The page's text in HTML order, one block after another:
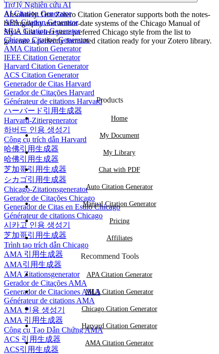
Trợ lý Nghiên cứu AI
AI Citation Generator
APA Citation Generator
MLA Citation Generator
Chicago Citation Generator
AMA Citation Generator
IEEE Citation Generator
Harvard Citation Generator
ACS Citation Generator
Generador de Citas Harvard
Gerador de Citações Harvard
Générateur de citations Harvard
ハーバード引用生成器
Harvard-Zitiergenerator
하버드 인용 생성기
Công cụ trích dẫn Harvard
哈佛引用生成器
哈佛引用生成器
芝加哥引用生成器
シカゴ引用生成器
Chicago-Zitationsgenerator
Gerador de Citações Chicago
Generador de Citas en Estilo Chicago
Générateur de citations Chicago
시카고 인용 생성기
芝加哥引用生成器
Trình tạo trích dẫn Chicago
AMA 引用生成器
AMA引用生成器
AMA Zitationsgenerator
Gerador de Citações AMA
Generador de Citaciones AMA
Générateur de citations AMA
AMA 인용 생성기
AMA 引用生成器
Công cụ Tạo Dẫn Chứng AMA
ACS 引用生成器
ACS引用生成器
Absolutely. Our Zotero Citation Generator supports both the notes-
bibliography and author-date systems of the Chicago Manual of
Style. Just select your preferred Chicago style from the list to
generate a perfectly formatted citation ready for your Zotero library.
Products
Home
My Document
My Library
Chat with PDF
Auto Citation Generator
Manual Citation Generator
Pricing
Affiliates
Recommend Tools
APA Citation Generator
MLA Citation Generator
Chicago Citation Generator
Harvard Citation Generator
AMA Citation Generator